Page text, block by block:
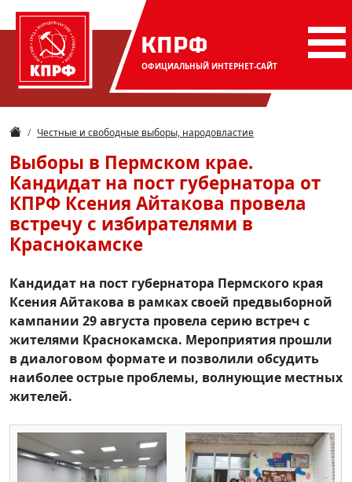
КПРФ
ОФИЦИАЛЬНЫЙ ИНТЕРНЕТ-САЙТ
Честные и свободные выборы, народовластие
Выборы в Пермском крае.
Кандидат на пост губернатора от
КПРФ Ксения Айтакова провела
встречу с избирателями в
Краснокамске
Кандидат на пост губернатора Пермского края
Ксения Айтакова в рамках своей предвыборной
кампании 29 августа провела серию встреч с
жителями Краснокамска. Мероприятия прошли
в диалоговом формате и позволили обсудить
наиболее острые проблемы, волнующие местных
жителей.